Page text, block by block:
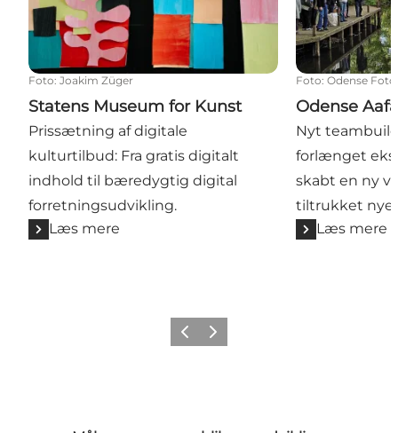
Foto: Joakim Züger
Statens Museum for Kunst
Prissætning af digitale
kulturtilbud: Fra gratis digitalt
indhold til bæredygtig digital
forretningsudvikling.
Læs mere
Foto: Odense
Odense
Nyt
forlænget
skabt en ny
tiltrukket nye
Læs mere
ForrigeNæste